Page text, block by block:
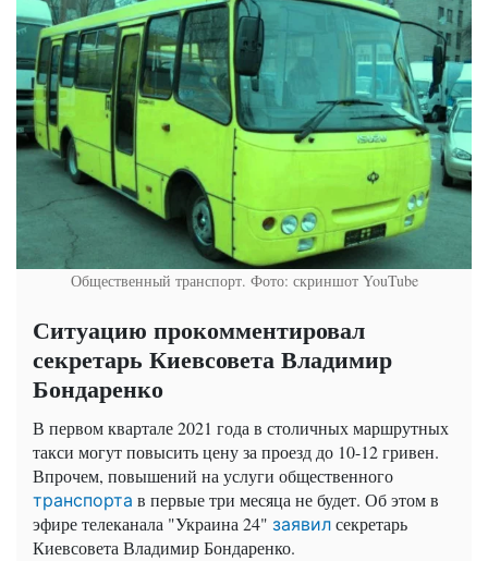
Общественный транспорт. Фото: скриншот YouTube
Ситуацию прокомментировал
секретарь Киевсовета Владимир
Бондаренко
В первом квартале 2021 года в столичных маршрутных
такси могут повысить цену за проезд до 10-12 гривен.
Впрочем, повышений на услуги общественного
транспорта в первые три месяца не будет. Об этом в
эфире телеканала "Украина 24" заявил секретарь
Киевсовета Владимир Бондаренко.